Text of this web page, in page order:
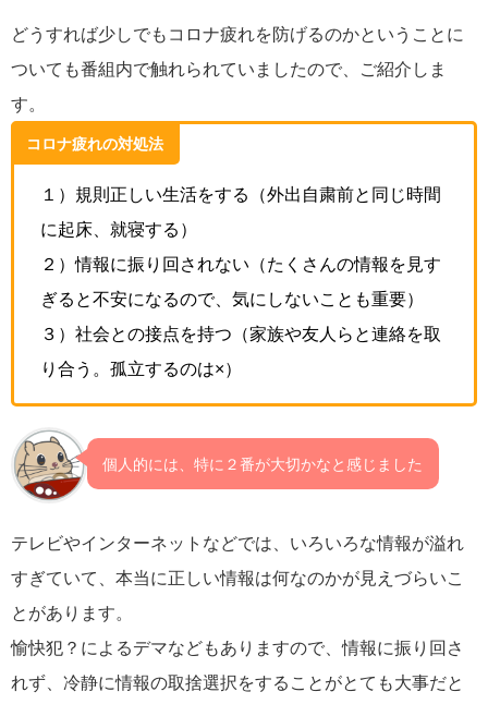
どうすれば少しでもコロナ疲れを防げるのかということに
ついても番組内で触れられていましたので、ご紹介しま
す。
コロナ疲れの対処法
１）規則正しい生活をする（外出自粛前と同じ時間
に起床、就寝する）
２）情報に振り回されない（たくさんの情報を見す
ぎると不安になるので、気にしないことも重要）
３）社会との接点を持つ（家族や友人らと連絡を取
り合う。孤立するのは×）
個人的には、特に２番が大切かなと感じました
テレビやインターネットなどでは、いろいろな情報が溢れ
すぎていて、本当に正しい情報は何なのかが見えづらいこ
とがあります。
愉快犯？によるデマなどもありますので、情報に振り回さ
れず、冷静に情報の取捨選択をすることがとても大事だと